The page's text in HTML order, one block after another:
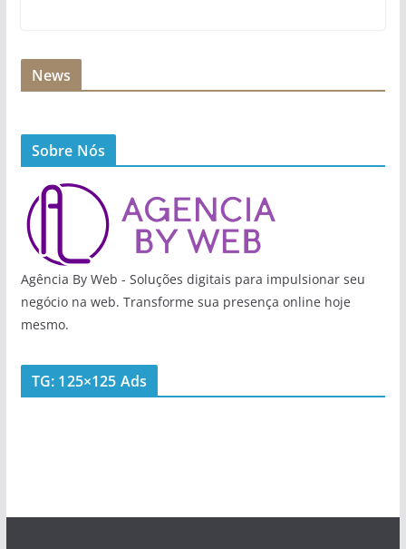
News
Sobre Nós
Agência By Web - Soluções digitais para impulsionar seu
negócio na web. Transforme sua presença online hoje
mesmo.
TG: 125×125 Ads